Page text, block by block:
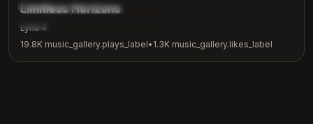
music_gallery.tags.inspirational
Limitless Horizons
Lyria 4
19.8K music_gallery.plays_label• 1.3K music_gallery.likes_label